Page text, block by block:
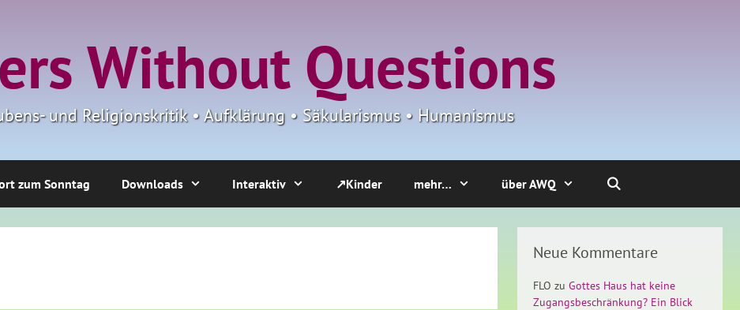
Without Questions
und Religionskritik • Aufklärung • Säkularismus • Humanismus
zum Sonntag Downloads Interaktiv ↗Kinder mehr… über AWQ
Neue Kommentare
FLO zu Gottes Haus hat keine
Zugangsbeschränkung? Ein Blick